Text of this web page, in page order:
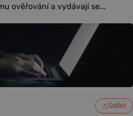
ověřování a vydávají se...
Sdílet